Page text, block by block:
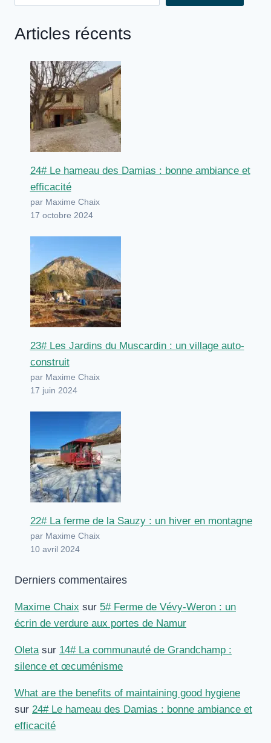
Articles récents
24# Le hameau des Damias : bonne ambiance et
efficacité
par Maxime Chaix
17 octobre 2024
23# Les Jardins du Muscardin : un village auto-
construit
par Maxime Chaix
17 juin 2024
22# La ferme de la Sauzy : un hiver en montagne
par Maxime Chaix
10 avril 2024
Derniers commentaires
Maxime Chaix sur 5# Ferme de Vévy-Weron : un
écrin de verdure aux portes de Namur
Oletasur 14# La communauté de Grandchamp :
silence et œcuménisme
What are the benefits of maintaining good hygiene
sur 24# Le hameau des Damias : bonne ambiance et
efficacité